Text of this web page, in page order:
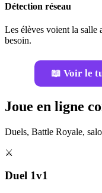
Détection réseau
Les élèves voient la salle
besoin.
📖 Voir le
Joue en ligne
Duels, Battle Royale,
⚔️
Duel 1v1